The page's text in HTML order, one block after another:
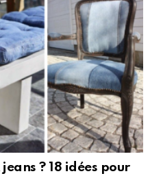
? 18 idées pour